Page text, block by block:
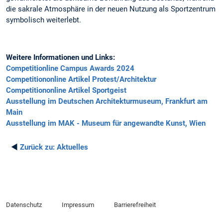
die sakrale Atmosphäre in der neuen Nutzung als Sportzentrum
symbolisch weiterlebt.
Weitere Informationen und Links:
Competitionline Campus Awards 2024
Competitiononline Artikel Protest/Architektur
Competitiononline Artikel Sportgeist
Ausstellung im Deutschen Architekturmuseum, Frankfurt am
Main
Ausstellung im MAK - Museum für angewandte Kunst, Wien
◄ Zurück zu: Aktuelles
Datenschutz Impressum Barrierefreiheit